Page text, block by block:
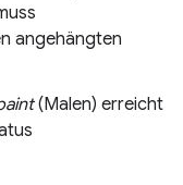
angehängten
(Malen) erreicht